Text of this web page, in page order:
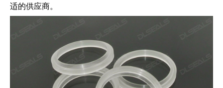
适的供应商。